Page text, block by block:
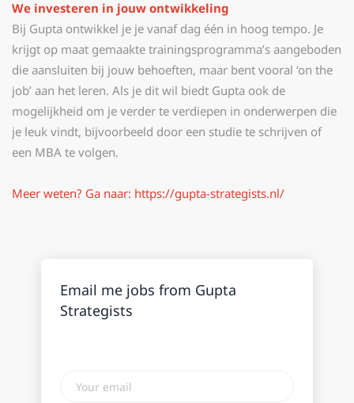
We investeren in jouw ontwikkeling
Bij Gupta ontwikkel je je vanaf dag één in hoog tempo. Je
krijgt op maat gemaakte trainingsprogramma’s aangeboden
die aansluiten bij jouw behoeften, maar bent vooral ‘on the
job’ aan het leren. Als je dit wil biedt Gupta ook de
mogelijkheid om je verder te verdiepen in onderwerpen die
je leuk vindt, bijvoorbeeld door een studie te schrijven of
een MBA te volgen.
Meer weten? Ga naar: https://gupta-strategists.nl/
Email me jobs from Gupta
Strategists
email